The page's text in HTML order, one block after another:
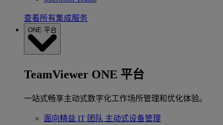
查看所有集成服务
ONE 平台
TeamViewer ONE 平台
一站式畅享主动式数字化工作场所管理和优化体验。
面向精益 IT 团队 主动式设备管理